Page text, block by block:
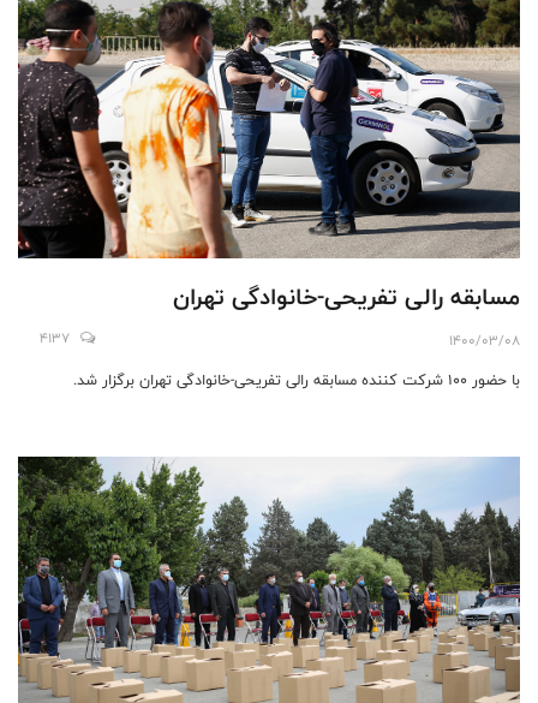
مسابقه رالی تفریحی-خانوادگی تهران
1400/03/08
4137
با حضور ۱۰۰ شرکت کننده مسابقه رالی تفریحی-خانوادگی تهران برگزار شد.